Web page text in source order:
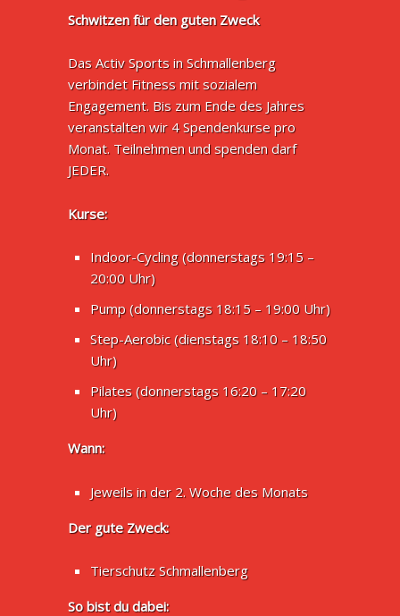
Schwitzen für den guten Zweck
Das Activ Sports in Schmallenberg
verbindet Fitness mit sozialem
Engagement. Bis zum Ende des Jahres
veranstalten wir 4 Spendenkurse pro
Monat. Teilnehmen und spenden darf
JEDER.
Kurse:
Indoor-Cycling (donnerstags 19:15 –
20:00 Uhr)
Pump (donnerstags 18:15 – 19:00 Uhr)
Step-Aerobic (dienstags 18:10 – 18:50
Uhr)
Pilates (donnerstags 16:20 – 17:20
Uhr)
Wann:
Jeweils in der 2. Woche des Monats
Der gute Zweck:
Tierschutz Schmallenberg
So bist du dabei: